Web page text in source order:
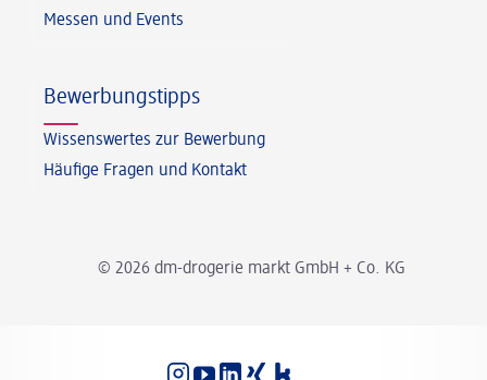
© 2026 dm-drogerie markt GmbH + Co. KG
Messen und Events
Bewerbungstipps
Wissenswertes zur Bewerbung
Häufige Fragen und Kontakt